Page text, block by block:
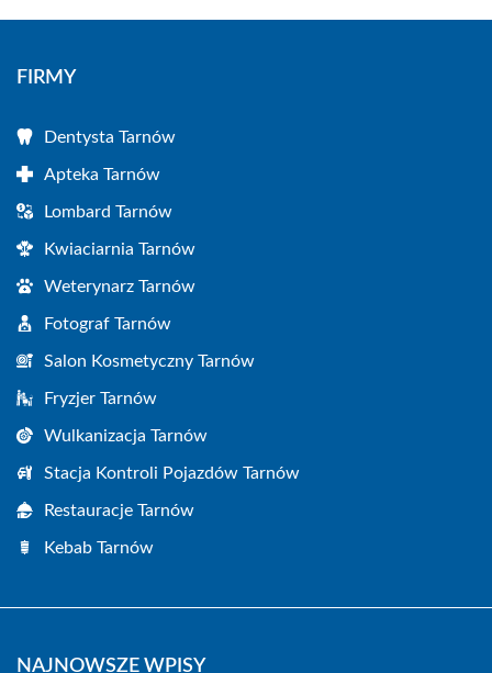
FIRMY
Dentysta Tarnów
Apteka Tarnów
Lombard Tarnów
Kwiaciarnia Tarnów
Weterynarz Tarnów
Fotograf Tarnów
Salon Kosmetyczny Tarnów
Fryzjer Tarnów
Wulkanizacja Tarnów
Stacja Kontroli Pojazdów Tarnów
Restauracje Tarnów
Kebab Tarnów
NAJNOWSZE WPISY